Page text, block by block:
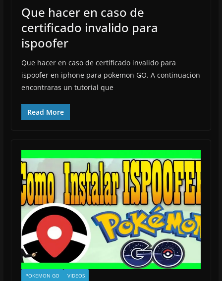
Que hacer en caso de
certificado invalido para
ispoofer
Que hacer en caso de certificado invalido para
ispoofer en iphone para pokemon GO. A continuacion
encontraras un tutorial que
Read More
POKEMON GO VIDEOS